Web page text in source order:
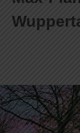
Zum
Inhalt
springen